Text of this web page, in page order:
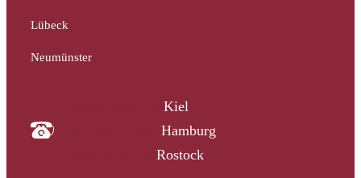
Lübeck
Neumünster
Kiel
Hamburg
Rostock